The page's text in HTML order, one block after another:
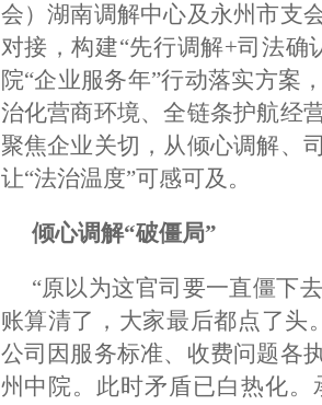
会）湖南调解中心及永州市支
对接，构建“先行调解+司法确
院“企业服务年”行动落实方案
治化营商环境、全链条护航经
聚焦企业关切，从倾心调解、
让“法治温度”可感可及。
倾心调解“破僵局”
“原以为这官司要一直僵下
账算清了，大家最后都点了头
公司因服务标准、收费问题各
州中院。此时矛盾已白热化